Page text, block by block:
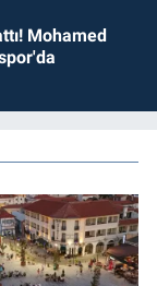
Mohamed